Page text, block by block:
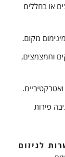
או בחללים
מקום.
וחמצמצים,
פירות
לגיזום